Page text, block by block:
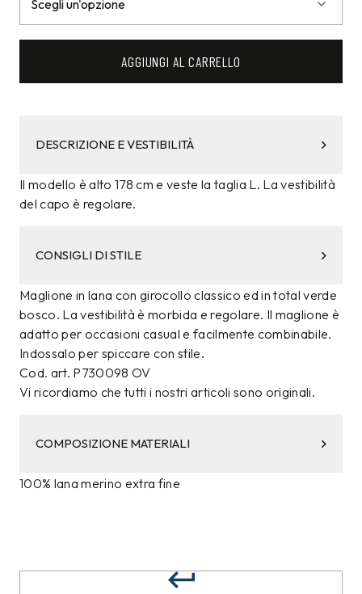
AGGIUNGI AL CARRELLO
DESCRIZIONE E VESTIBILITÀ
Il modello è alto 178 cm e veste la taglia L. La vestibilità
del capo è regolare.
CONSIGLI DI STILE
Maglione in lana con girocollo classico ed in total verde
bosco. La vestibilità è morbida e regolare. Il maglione è
adatto per occasioni casual e facilmente combinabile.
Indossalo per spiccare con stile.
Cod. art. P730098 OV
Vi ricordiamo che tutti i nostri articoli sono originali.
COMPOSIZIONE MATERIALI
100% lana merino extra fine